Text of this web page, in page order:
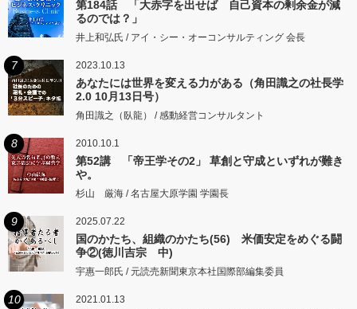
第184話 「大赤字を出せば 自己資本の剰余金が減
るのでは？」
井上和弘氏 / アイ・シー・オーコンサルティング 会長
7 2023.10.13
あなたには世界を変える力がある（角田識之の社長学
2.0 10月13日号）
角田識之（臥龍） / 感動経営コンサルタント
8 2010.10.1
第52講 「帝王学その2」 草創と守成といずれが難き
や。
杉山 厳海 / 名古屋大原学園 学園長
9 2025.07.22
国のかたち、組織のかたち(56) 米価安定をめぐる闘
争②(徳川吉宗 中)
宇惠一郎氏 / 元読売新聞東京本社国際部編集委員
10 2021.01.13